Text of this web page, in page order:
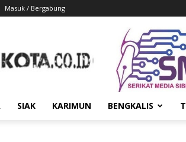
Masuk / Bergabung
Kota
SIAK KARIMUN BENGKALIS